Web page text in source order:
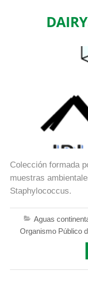
Colección formada
muestras
Staphylococcus.
Aguas
Organismo Público